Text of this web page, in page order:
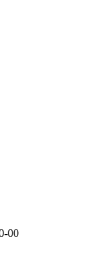
00